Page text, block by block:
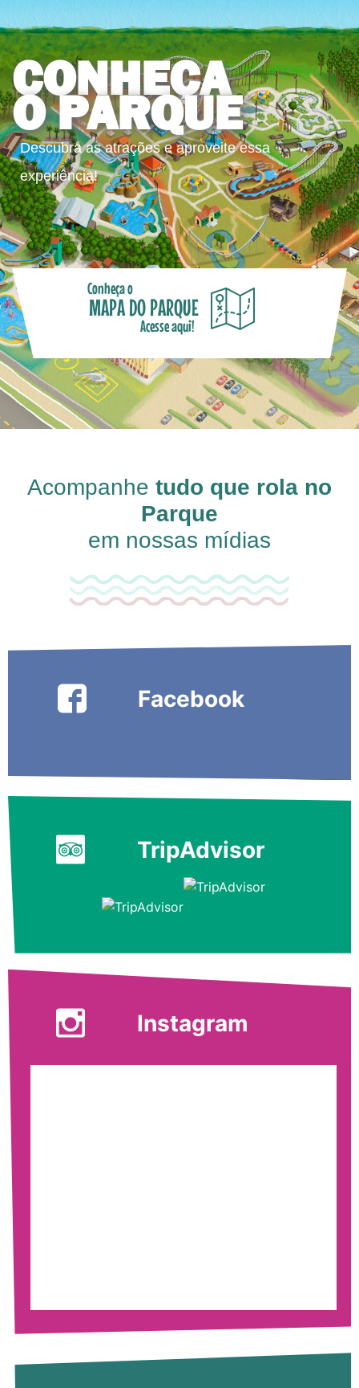
CONHEÇA
O PARQUE
Descubra as atrações e aproveite essa
experiência!
Conheça o
MAPA DO PARQUE
Acesse aqui!
Acompanhe tudo que rola no
Parque
em nossas mídias
Facebook
TripAdvisor
Instagram